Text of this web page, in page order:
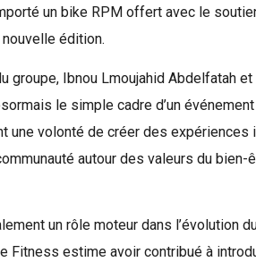
un bike RPM offert avec le
édition.
groupe, Ibnou Lmoujahid Abdelfatah
le simple cadre d’un
une volonté de créer des expériences
autour des valeurs du bien-
un rôle moteur dans l’évolution
Fitness estime avoir contribué à